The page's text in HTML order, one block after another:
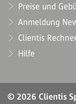
Preise und
Anmeldung
Clientis
Hilfe
© 2026 Clientis